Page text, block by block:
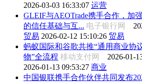
2026-03-03 16:33:07 运营
GLEIF与AEOTrade携手合作，加
的信任基础与互... 电子银行网
贸易 2026-02-12 15:10:26 贸易
蚂蚁国际和谷歌共推“通用商业协
物”全流程 移动支付网 2026-01-
2026-01-13 09:53:27 商业
中国银联携手合作伙伴共同发布